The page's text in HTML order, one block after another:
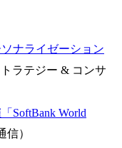
ナライゼーション
トラテジー & コンサ
SoftBank World
信）